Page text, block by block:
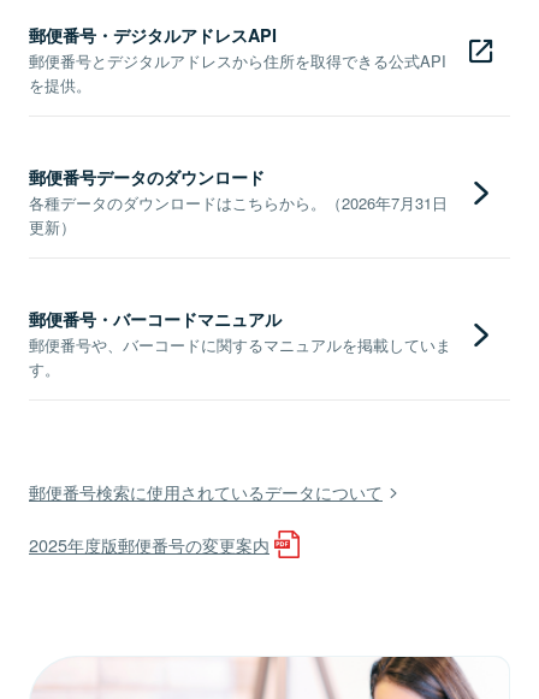
郵便番号・デジタルアドレスAPI
郵便番号とデジタルアドレスから住所を取得できる公式API
を提供。
郵便番号データのダウンロード
各種データのダウンロードはこちらから。（2026年7月31日
更新）
郵便番号・バーコードマニュアル
郵便番号や、バーコードに関するマニュアルを掲載していま
す。
郵便番号検索に使用されているデータについて
2025年度版郵便番号の変更案内